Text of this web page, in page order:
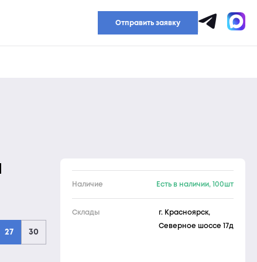
Отправить заявку
27 30
Наличие Есть в наличии, 100шт
Склады г. Красноярск,
Северное шоссе 17д